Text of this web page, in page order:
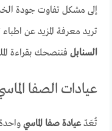
إلى مشكل تفاوت جودة
تريد معرفة المزيد عن
السنابل فننصحك بقراءة
عيادات الصفا
تُعَدّعيادة صفا الماسي